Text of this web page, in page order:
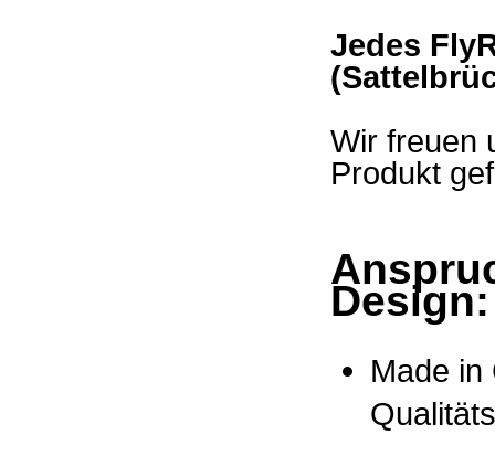
Jedes
Wir freuen
Produkt
Design:
Made in